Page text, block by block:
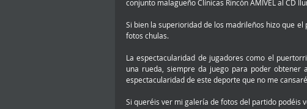
conjunto malagueño Clínicas Rincón AMIVEL al CD
Si bien la superioridad de los madrileños hizo que
fotos chulas.
La espectacularidad de jugadores como el
una rueda, siempre da juego para poder obtener
espectacularidad de este deporte que no me
Si queréis ver mi galería de fotos del partido podéis